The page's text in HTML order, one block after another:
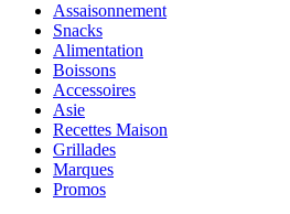
Assaisonnement
Snacks
Alimentation
Boissons
Accessoires
Asie
Recettes Maison
Grillades
Marques
Promos